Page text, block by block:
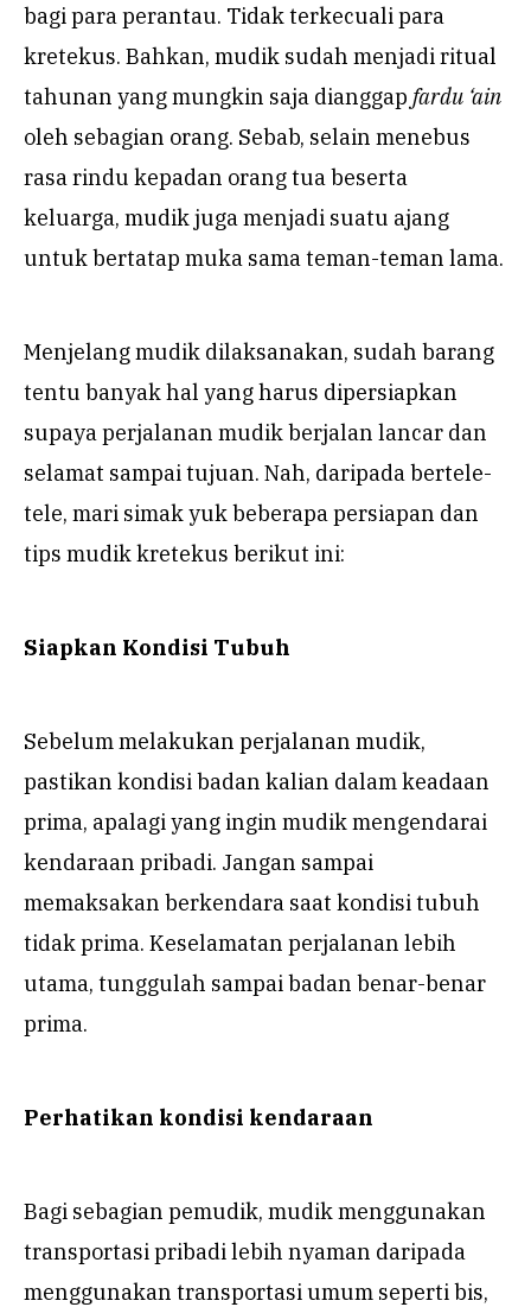
bagi para perantau. Tidak terkecuali para
kretekus. Bahkan, mudik sudah menjadi ritual
tahunan yang mungkin saja dianggap fardu ‘ain
oleh sebagian orang. Sebab, selain menebus
rasa rindu kepadan orang tua beserta
keluarga, mudik juga menjadi suatu ajang
untuk bertatap muka sama teman-teman lama.
Menjelang mudik dilaksanakan, sudah barang
tentu banyak hal yang harus dipersiapkan
supaya perjalanan mudik berjalan lancar dan
selamat sampai tujuan. Nah, daripada bertele-
tele, mari simak yuk beberapa persiapan dan
tips mudik kretekus berikut ini:
Siapkan Kondisi Tubuh
Sebelum melakukan perjalanan mudik,
pastikan kondisi badan kalian dalam keadaan
prima, apalagi yang ingin mudik mengendarai
kendaraan pribadi. Jangan sampai
memaksakan berkendara saat kondisi tubuh
tidak prima. Keselamatan perjalanan lebih
utama, tunggulah sampai badan benar-benar
prima.
Perhatikan kondisi kendaraan
Bagi sebagian pemudik, mudik menggunakan
transportasi pribadi lebih nyaman daripada
menggunakan transportasi umum seperti bis,